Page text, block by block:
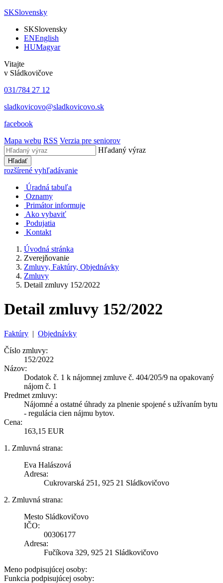
SKSlovensky
SKSlovensky
ENEnglish
HUMagyar
Vitajte
v Sládkovičove
031/784 27 12
sladkovicovo@sladkovicovo.sk
facebook
Mapa webu RSS Verzia pre seniorov
Hľadaný výraz
Hľadať
rozšírené vyhľadávanie
Úradná tabuľa
Oznamy
Primátor informuje
Ako vybaviť
Podujatia
Kontakt
Úvodná stránka
Zverejňovanie
Zmluvy, Faktúry, Objednávky
Zmluvy
Detail zmluvy 152/2022
Detail zmluvy 152/2022
Faktúry | Objednávky
Číslo zmluvy:
152/2022
Názov:
Dodatok č. 1 k nájomnej zmluve č. 404/205/9 na opakovaný
nájom č. 1
Predmet zmluvy:
Nájomné a ostatné úhrady za plnenie spojené s užívaním bytu
- regulácia cien nájmu bytov.
Cena:
163,15 EUR
1. Zmluvná strana:
Eva Halászová
Adresa:
Cukrovarská 251, 925 21 Sládkovičovo
2. Zmluvná strana:
Mesto Sládkovičovo
IČO:
00306177
Adresa:
Fučíkova 329, 925 21 Sládkovičovo
Meno podpisujúcej osoby:
Funkcia podpisujúcej osoby: